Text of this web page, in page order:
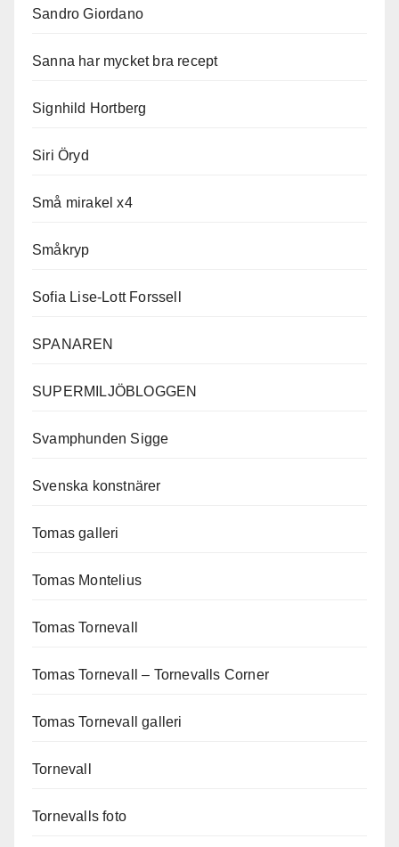
Sandro Giordano
Sanna har mycket bra recept
Signhild Hortberg
Siri Öryd
Små mirakel x4
Småkryp
Sofia Lise-Lott Forssell
SPANAREN
SUPERMILJÖBLOGGEN
Svamphunden Sigge
Svenska konstnärer
Tomas galleri
Tomas Montelius
Tomas Tornevall
Tomas Tornevall – Tornevalls Corner
Tomas Tornevall galleri
Tornevall
Tornevalls foto